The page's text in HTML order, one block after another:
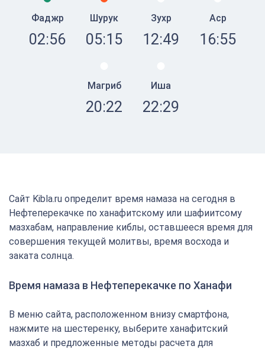
Фаджр
02:56
Шурук
05:15
Зухр
12:49
Аср
16:55
Магриб
20:22
Иша
22:29
Сайт Kibla.ru определит время намаза на сегодня в
Нефтеперекачке по ханафитскому или шафиитсому
мазхабам, направление киблы, оставшееся время для
совершения текущей молитвы, время восхода и
заката солнца.
Время намаза в Нефтеперекачке по Ханафи
В меню сайта, расположенном внизу смартфона,
нажмите на шестеренку, выберите ханафитский
мазхаб и предложенные методы расчета для